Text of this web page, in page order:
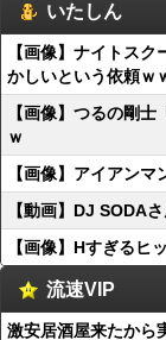
いたしん
【画像】ナイトス
かしいという依頼ｗ
【画像】つるの剛
ｗ
【画像】アイアン
【動画】DJ SODA
【画像】Hすぎるヒ
流速VIP
激安居酒屋来たから